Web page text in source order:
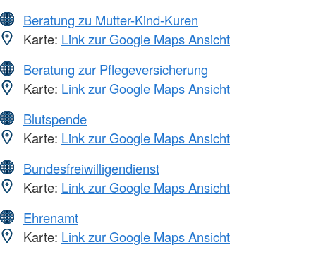
Beratung zu Mutter-Kind-Kuren
Karte: Link zur Google Maps Ansicht
Beratung zur Pflegeversicherung
Karte: Link zur Google Maps Ansicht
Blutspende
Karte: Link zur Google Maps Ansicht
Bundesfreiwilligendienst
Karte: Link zur Google Maps Ansicht
Ehrenamt
Karte: Link zur Google Maps Ansicht